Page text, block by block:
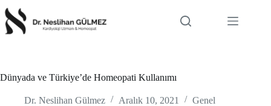
to
content
Dünyada ve Türkiye’de Homeopati Kullanımı
Dr. Neslihan Gülmez Aralık 10, 2021 Genel